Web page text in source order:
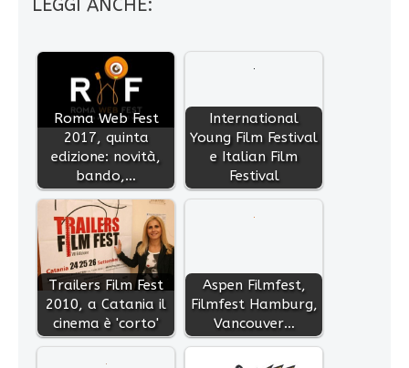
LEGGI ANCHE:
Roma Web Fest
2017, quinta
edizione: novità,
bando,…
International
Young Film Festival
e Italian Film
Festival
Trailers Film Fest
2010, a Catania il
cinema è 'corto'
Aspen Filmfest,
Filmfest Hamburg,
Vancouver…